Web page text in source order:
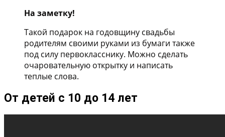
На заметку!
Такой подарок на годовщину свадьбы
родителям своими руками из бумаги также
под силу первокласснику. Можно сделать
очаровательную открытку и написать
теплые слова.
От детей с 10 до 14 лет